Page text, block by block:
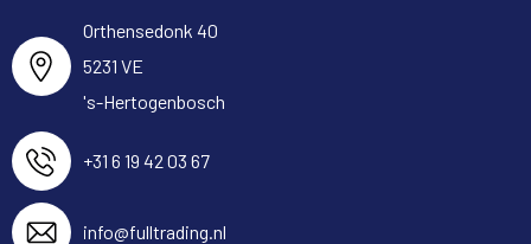
Orthensedonk 40
5231 VE
's-Hertogenbosch
+31 6 19 42 03 67
info@fulltrading.nl